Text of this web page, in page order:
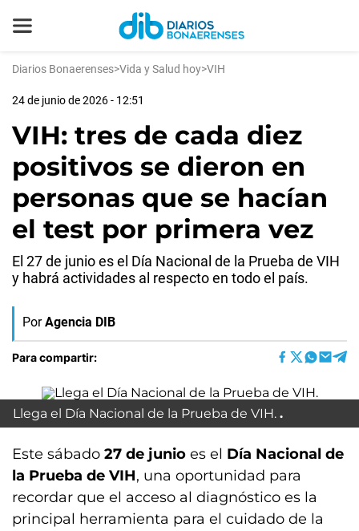
Diarios Bonaerenses>Vida y Salud hoy>VIH
24 de junio de 2026 - 12:51
VIH: tres de cada diez
positivos se dieron en
personas que se hacían
el test por primera vez
El 27 de junio es el Día Nacional de la Prueba de VIH
y habrá actividades al respecto en todo el país.
Por Agencia DIB
Para compartir:
Llega el Día Nacional de la Prueba de VIH.
Este sábado 27 de junio es el Día Nacional de
la Prueba de VIH, una oportunidad para
recordar que el acceso al diagnóstico es la
principal herramienta para el cuidado de la